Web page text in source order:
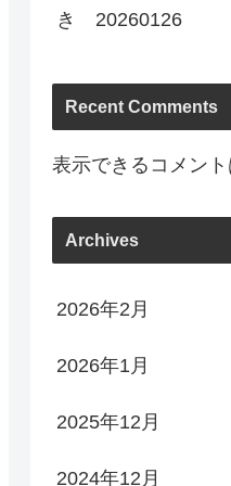
き 20260126
Recent Comments
表示できるコメント
Archives
2026年2月
2026年1月
2025年12月
2024年12月